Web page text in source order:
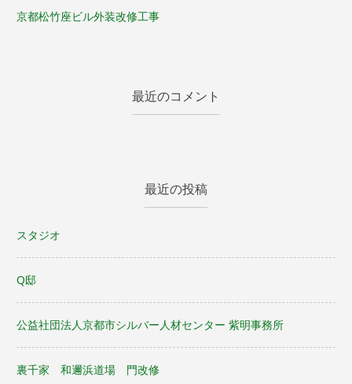
京都松竹座ビル外装改修工事
最近のコメント
最近の投稿
スタジオ
Q邸
公益社団法人京都市シルバー人材センター 紫明事務所
裏千家 和邇浜道場 門改修